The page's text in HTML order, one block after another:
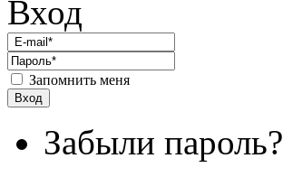
Вход
Запомнить меня
Вход
Забыли пароль?